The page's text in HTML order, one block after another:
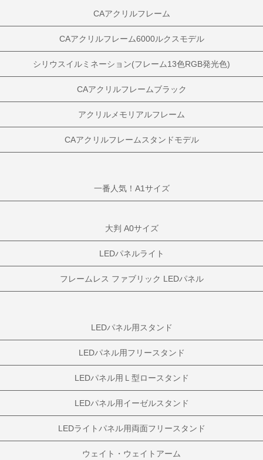
CAアクリルフレーム
CAアクリルフレーム6000ルクスモデル
シリウスイルミネーション(フレーム13色RGB発光色)
CAアクリルフレームブラック
アクリルメモリアルフレーム
CAアクリルフレームスタンドモデル
一番人気！A1サイズ
大判 A0サイズ
LEDパネルライト
フレームレス ファブリック LEDパネル
LEDパネル用スタンド
LEDパネル用フリースタンド
LEDパネル用Ｌ型ロースタンド
LEDパネル用イーゼルスタンド
LEDライトパネル用両面フリースタンド
ウェイト・ウェイトアーム